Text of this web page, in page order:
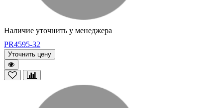
Наличие уточнить у менеджера
PR4595-32
Уточнить цену